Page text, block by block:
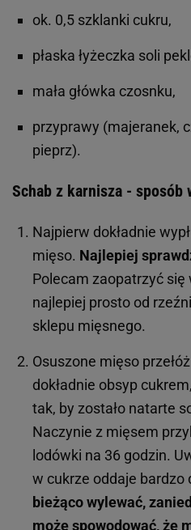
ok. 0,5 szklanki cukru,
płaska łyżeczka soli
mała główka czosnku,
przyprawy (majeranek,
pieprz).
Schab z karnisza - sposób
Najpierw dokładnie
mięso. Najlepiej
Polecam zaopatrzyć się
najlepiej prosto od
sklepu mięsnego.
Osuszone mięso
dokładnie obsyp
tak, by zostało natarte
Naczynie z mięsem
lodówki na 36 godzin.
w cukrze oddaje bardzo
bieżąco wylewać,
może spowodować, że